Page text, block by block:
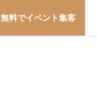
無料でイベント集客